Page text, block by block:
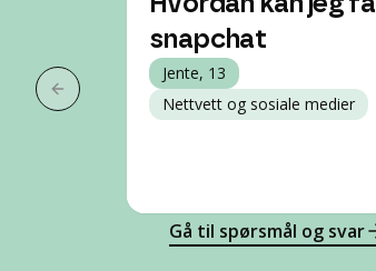
Forrige slide
snapchat
Jente, 13
Nettvett og sosiale medier
Gå til spørsmål og svar